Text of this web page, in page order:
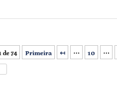
de 74 Primeira ↤ ⋯ 10 ⋯